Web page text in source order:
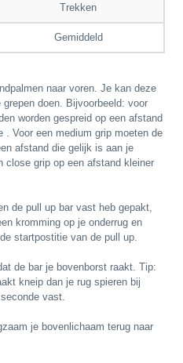
Trekken
Gemiddeld
naar voren. Je kan deze
doen. Bijvoorbeeld: voor
worden gespreid op een afstand
. Voor een medium grip moeten de
afstand die gelijk is aan je
close grip op een afstand kleiner
de pull up bar vast heb gepakt,
kromming op je onderrug en
startpostitie van de pull up.
de bar je bovenborst raakt. Tip:
kneip dan je rug spieren bij
vast.
je bovenlichaam terug naar